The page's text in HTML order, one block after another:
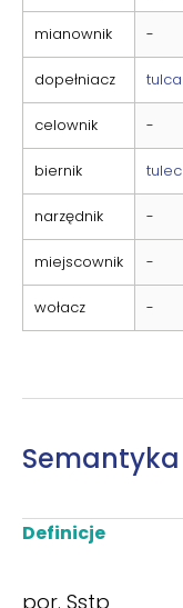
mianownik -
dopełniacz tulca
celownik -
biernik tulec
narzędnik -
miejscownik -
wołacz -
Semantyka
Definicje
por. Sstp